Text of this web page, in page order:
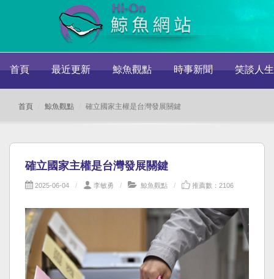
首頁 最近更新 鯨魚觀點 時事新聞 笑談人生
首頁 鯨魚觀點 確立國家主權是台灣發展關鍵
確立國家主權是台灣發展關鍵
2025-06-04 李敏勇 鯨魚觀點 推薦數：2106